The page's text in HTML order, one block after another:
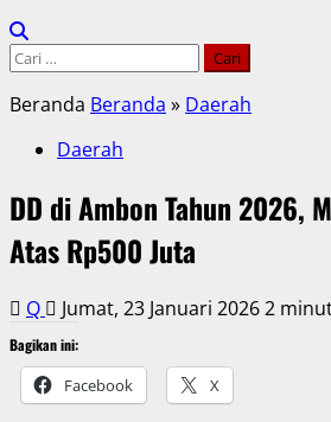
Cari
Beranda Beranda » Daerah
Daerah
DD di Ambon Tahun 2026,
Atas Rp500 Juta
Q Jumat, 23 Januari 20262
Bagikan ini:
Facebook X